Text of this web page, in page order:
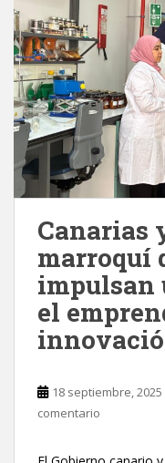
Canarias
marroquí
impulsan
el
18 septiembre, 2025
comentario